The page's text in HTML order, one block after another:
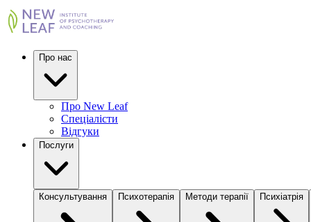
Про нас
Про New Leaf
Спеціалісти
Відгуки
Послуги
Консультування Психотерапія Методи терапії Психіатрія